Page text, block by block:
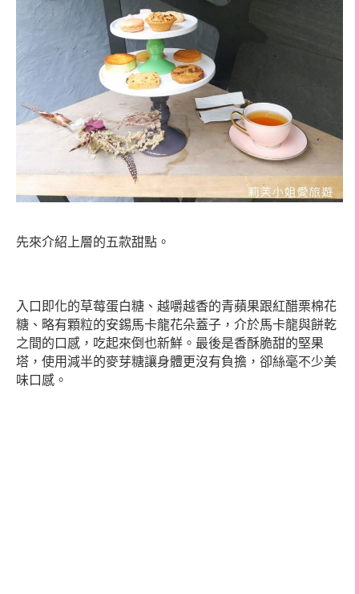
先來介紹上層的五款甜點。
入口即化的草莓蛋白糖、越嚼越香的青蘋果跟紅醋栗棉花
糖、略有顆粒的安錫馬卡龍花朵蓋子，介於馬卡龍與餅乾
之間的口感，吃起來倒也新鮮。 最後是香酥脆甜的堅果
塔，使用減半的麥芽糖讓身體更沒有負擔，卻絲毫不少美
味口感。